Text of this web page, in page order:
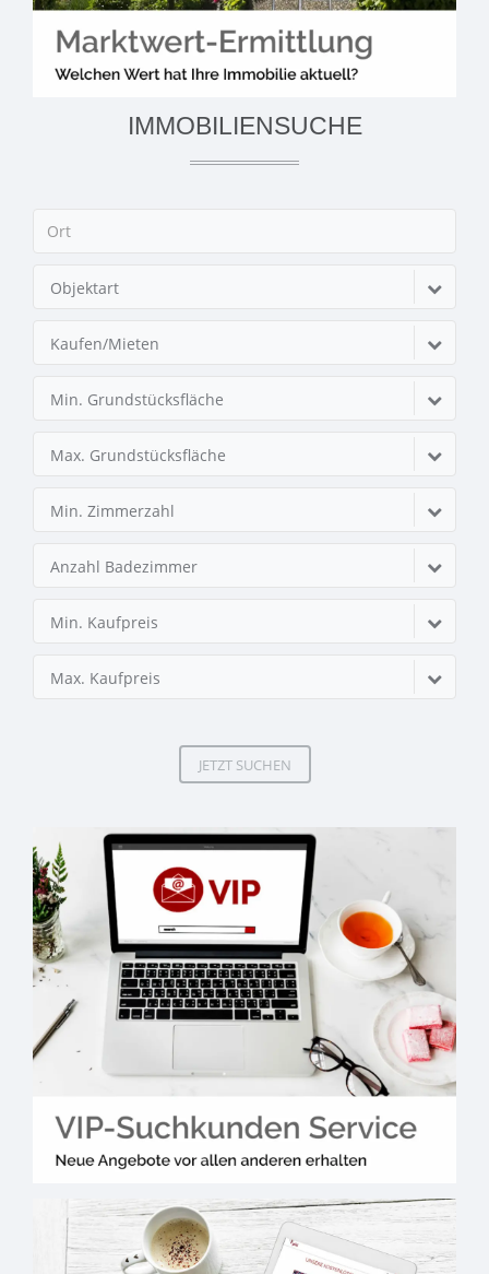
IMMOBILIENSUCHE
Objektart
Kaufen/Mieten
Min. Grundstücksfläche
Max. Grundstücksfläche
Min. Zimmerzahl
Anzahl Badezimmer
Min. Kaufpreis
Max. Kaufpreis
JETZT SUCHEN